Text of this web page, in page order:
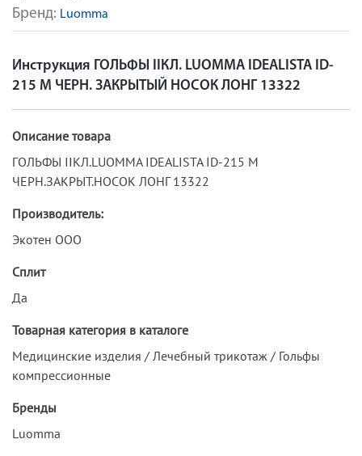
Бренд: Luomma
Инструкция ГОЛЬФЫ IIКЛ. LUOMMA IDEALISTA ID-
215 M ЧЕРН. ЗАКРЫТЫЙ НОСОК ЛОНГ 13322
Описание товара
ГОЛЬФЫ IIКЛ.LUOMMA IDEALISTA ID-215 M
ЧЕРН.ЗАКРЫТ.НОСОК ЛОНГ 13322
Производитель:
Экотен ООО
Сплит
Да
Товарная категория в каталоге
Медицинские изделия / Лечебный трикотаж / Гольфы
компрессионные
Бренды
Luomma